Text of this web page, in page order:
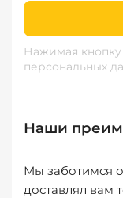
Нажимая
персональных
Наши
Мы заботимся
доставлял вам